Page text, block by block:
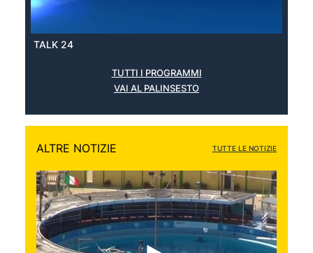
TALK 24
TUTTI I PROGRAMMI
VAI AL PALINSESTO
ALTRE NOTIZIE TUTTE LE NOTIZIE